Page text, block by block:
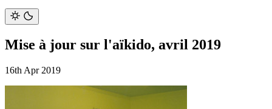
Mise à jour sur l'aïkido, avril 2019
16th Apr 2019